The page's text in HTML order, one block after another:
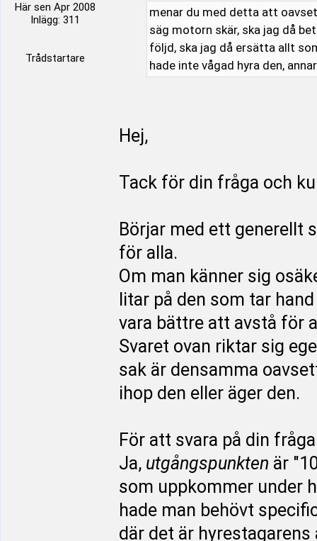
Här sen Apr 2008
Inlägg: 311
Trådstartare
menar du med detta att
säg motorn skär, ska jag då
följd, ska jag då ersätta allt
hade inte vågad hyra den,
Hej,
Tack för din fråga och
Börjar med ett generellt
för alla.
Om man känner sig
litar på den som tar
vara bättre att avstå för
Svaret ovan riktar sig
sak är densamma
ihop den eller äger den.
För att svara på din
Ja, utgångspunkten är
som uppkommer under
hade man behövt
där det är